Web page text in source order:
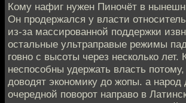
Кому нафиг нужен Пиночёт в
Он продержался у власти
из-за массированной поддержки
остальные ультраправые режимы
говно с высоты через несколько лет.
неспособны удержать власть
доводят экономику до жопы. а народ
очередной поворот направо в